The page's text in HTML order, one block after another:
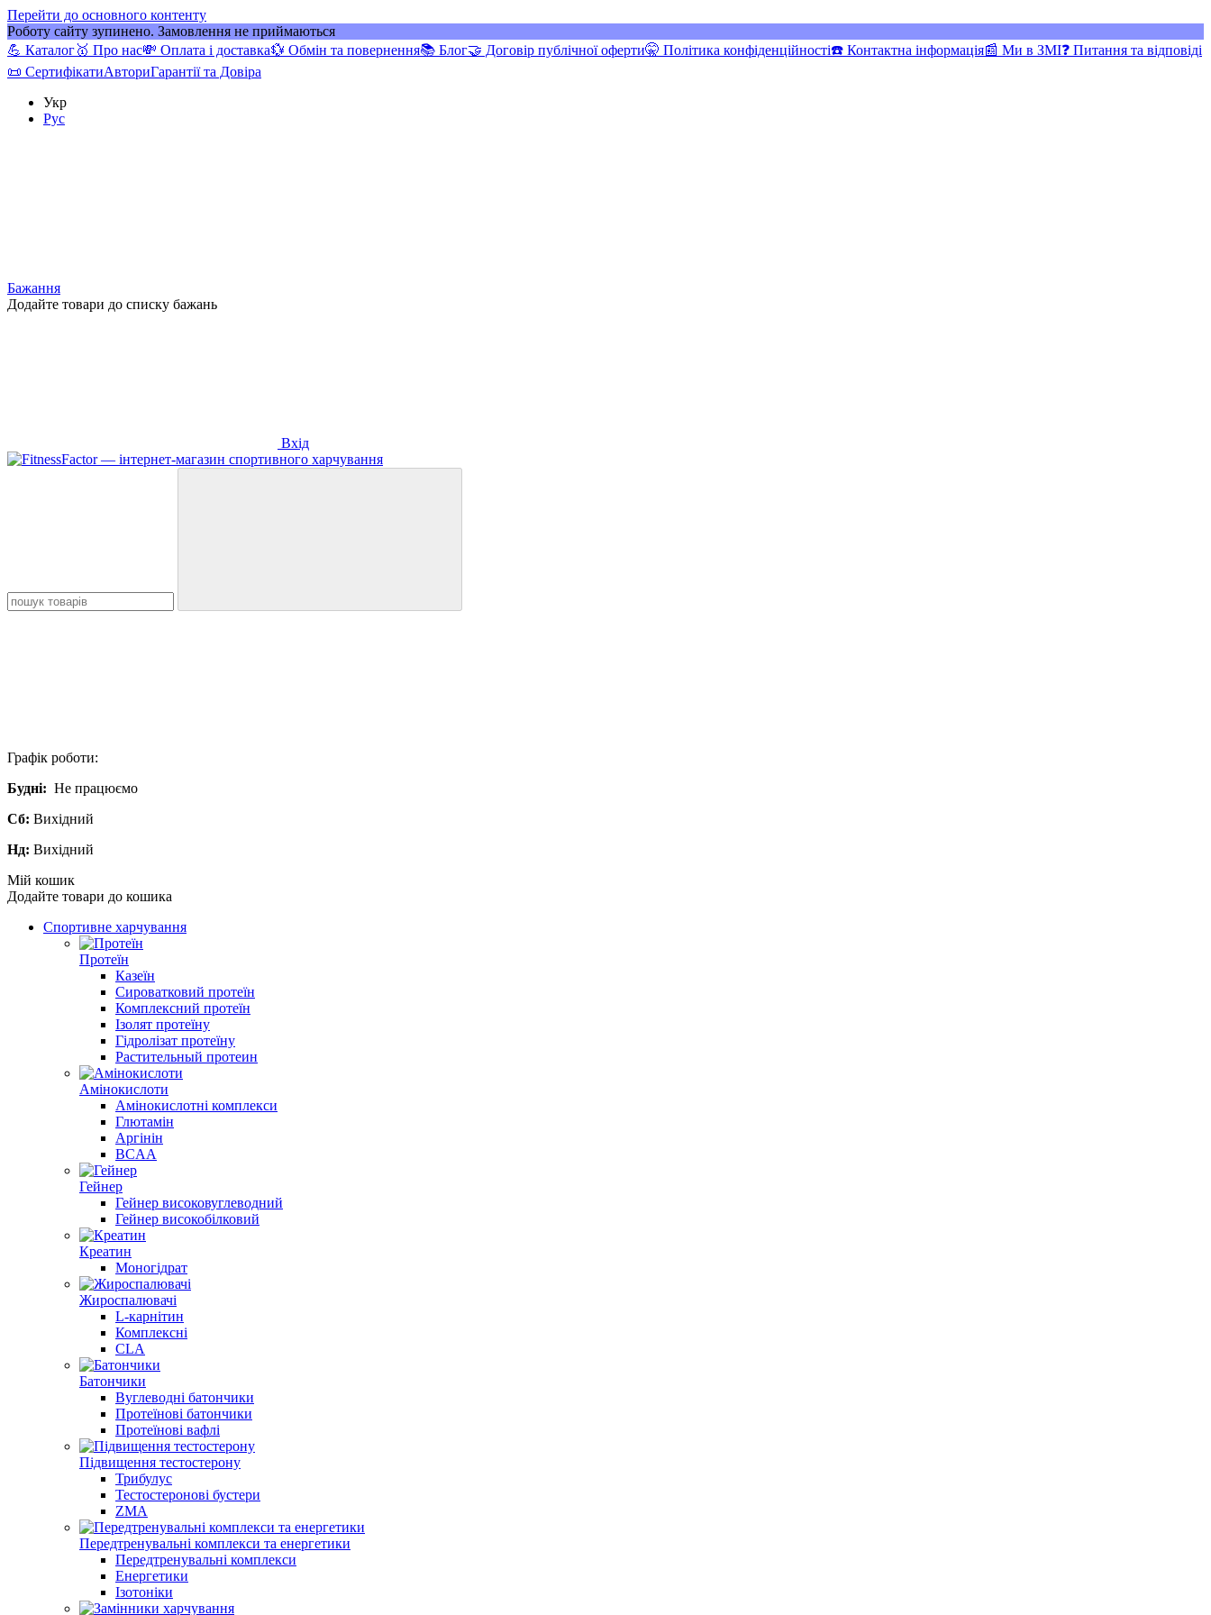
Перейти до основного контенту
Роботу сайту зупинено. Замовлення не приймаються
💪 Каталог🥇 Про нас💸 Оплата і доставка💱 Обмін та повернення📚 Блог🤝 Договір публічної оферти🤫 Політика конфіденційності☎️ Контактна інформація📰 Ми в ЗМІ❓ Питання та відповіді
📜 СертифікатиАвториГарантії та Довіра
Укр
Рус
Бажання
Додайте товари до списку бажань
Вхід
Графік роботи:
Будні: Не працюємо
Сб: Вихідний
Нд: Вихідний
Мій кошик
Додайте товари до кошика
Спортивне харчування
Протеїн
Казеїн
Сироватковий протеїн
Комплексний протеїн
Ізолят протеїну
Гідролізат протеїну
Растительный протеин
Амінокислоти
Амінокислотні комплекси
Глютамін
Аргінін
BCAA
Гейнер
Гейнер високовуглеводний
Гейнер високобілковий
Креатин
Моногідрат
Жироспалювачі
L-карнітин
Комплексні
CLA
Батончики
Вуглеводні батончики
Протеїнові батончики
Протеїнові вафлі
Підвищення тестостерону
Трибулус
Тестостеронові бустери
ZMA
Передтренувальні комплекси та енергетики
Передтренувальні комплекси
Енергетики
Ізотоніки